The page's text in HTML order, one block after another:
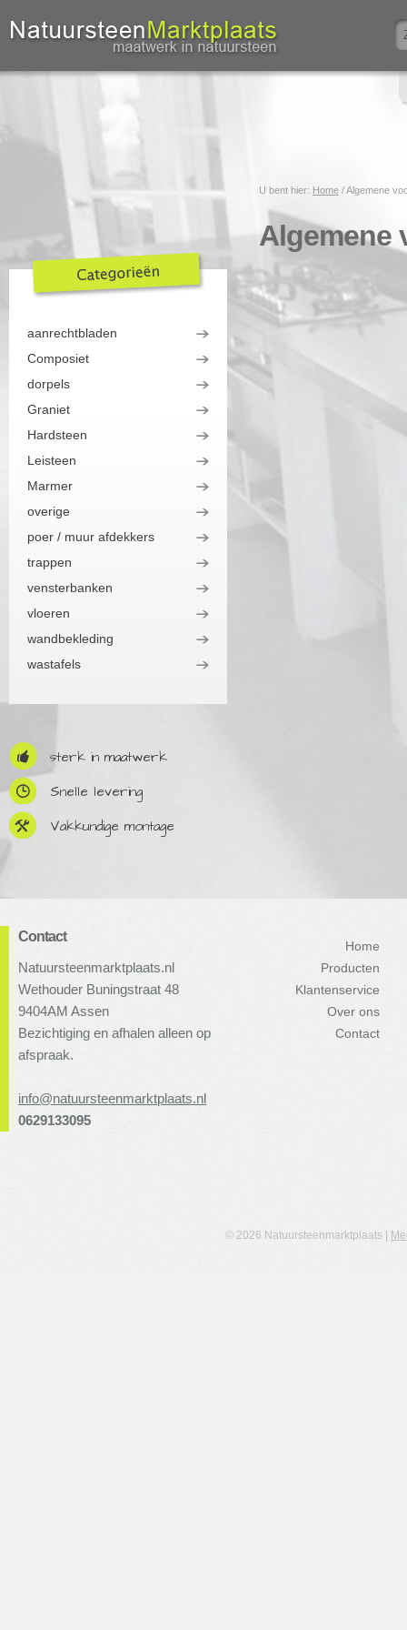
aanrechtbladen
Composiet
dorpels
Graniet
Hardsteen
Leisteen
Marmer
overige
poer / muur afdekkers
trappen
vensterbanken
vloeren
wandbekleding
wastafels
sterk in maatwerk
Snelle levering
Vakkundige montage
U bent hier: Home /Algemene
Algemene
Contact
Natuursteenmarktplaats.nl
Wethouder Buningstraat 48
9404AM Assen
Bezichtiging en afhalen alleen op
afspraak.
info@natuursteenmarktplaats.nl
0629133095
Home
Producten
Klantenservice
Over ons
Contact
© 2026 Natuursteenmarktplaats |